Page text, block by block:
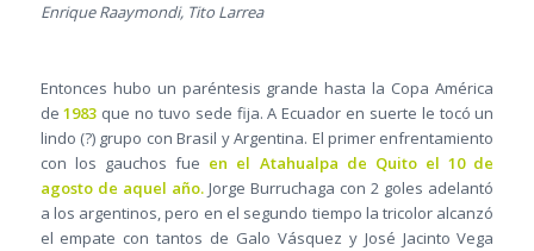
Enrique Raaymondi, Tito Larrea
Entonces hubo un paréntesis grande hasta la Copa América
de 1983 que no tuvo sede fija. A Ecuador en suerte le tocó un
lindo (?) grupo con Brasil y Argentina. El primer enfrentamiento
con los gauchos fue en el Atahualpa de Quito el 10 de
agosto de aquel año.Jorge Burruchaga con 2 goles adelantó
a los argentinos, pero en el segundo tiempo la tricolor alcanzó
el empate con tantos de Galo Vásquez y José Jacinto Vega